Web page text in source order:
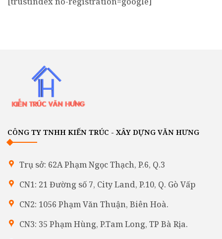
CÔNG TY TNHH KIẾN TRÚC - XÂY DỰNG VĂN HƯNG
Trụ sở: 62A Phạm Ngọc Thạch, P.6, Q.3
CN1: 21 Đường số 7, City Land, P.10, Q. Gò Vấp
CN2: 1056 Phạm Văn Thuận, Biên Hoà.
CN3: 35 Phạm Hùng, P.Tam Long, TP Bà Rịa.